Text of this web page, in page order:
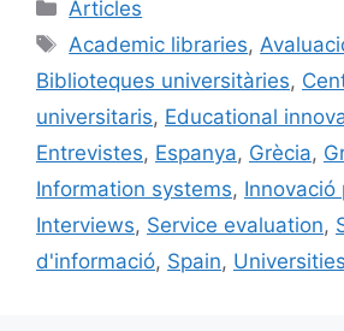
e
b
o
o
k
l
s
k
y
e
dI
n
p
Articles
Etiquetes
Academic libraries,
Biblioteques universitàries,
universitaris, Educational
Entrevistes, Espanya, Grècia,
Information systems, Innovació
Interviews, Service evaluation,
d'informació, Spain, Universities